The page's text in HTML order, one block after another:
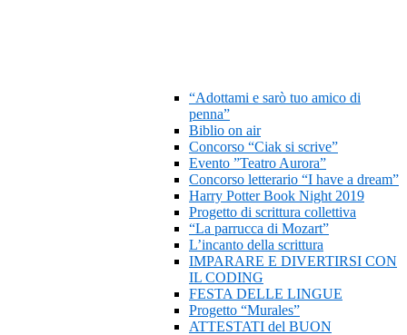
“Adottami e sarò tuo amico di
penna”
Biblio on air
Concorso “Ciak si scrive”
Evento ”Teatro Aurora”
Concorso letterario “I have a dream”
Harry Potter Book Night 2019
Progetto di scrittura collettiva
“La parrucca di Mozart”
L’incanto della scrittura
IMPARARE E DIVERTIRSI CON
IL CODING
FESTA DELLE LINGUE
Progetto “Murales”
ATTESTATI del BUON